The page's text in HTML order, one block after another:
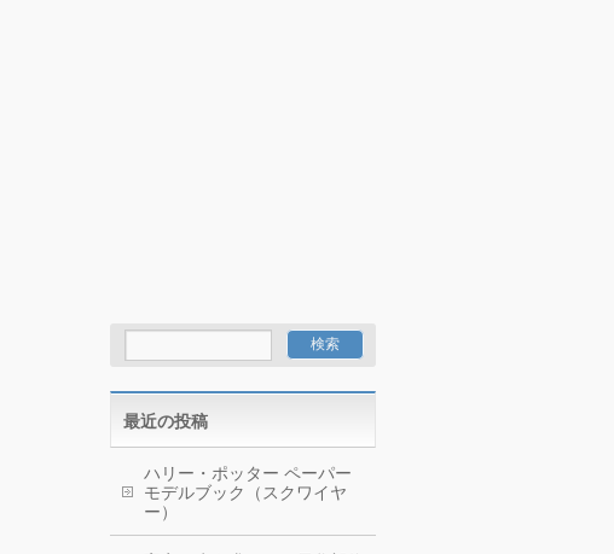
最近の投稿
ハリー・ポッター ペーパー
モデルブック（スクワイヤ
ー）